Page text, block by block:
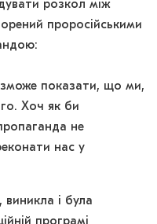
розкол між
проросійськими
показати, що ми,
Хоч як би
не
нас у
виникла і була